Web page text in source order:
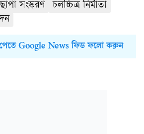
ছাপা সংস্করণ
চলচ্চিত্র নির্মাতা
পেতে Google News ফিড ফলো করুন